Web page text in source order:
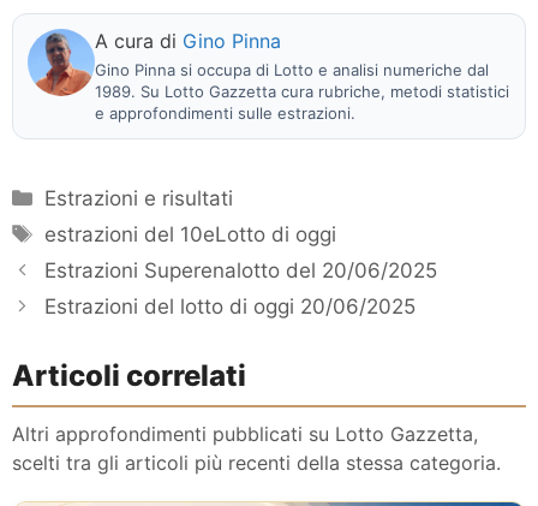
A cura di Gino Pinna
Gino Pinna si occupa di Lotto e analisi numeriche dal
1989. Su Lotto Gazzetta cura rubriche, metodi statistici
e approfondimenti sulle estrazioni.
Categorie
Estrazioni e risultati
Tag
estrazioni del 10eLotto di oggi
Estrazioni Superenalotto del 20/06/2025
Estrazioni del lotto di oggi 20/06/2025
Articoli correlati
Altri approfondimenti pubblicati su Lotto Gazzetta,
scelti tra gli articoli più recenti della stessa categoria.